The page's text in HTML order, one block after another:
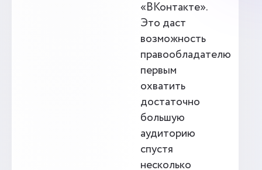
«ВКонтакте».
Это даст
возможность
правообладателю
первым
охватить
достаточно
большую
аудиторию
спустя
несколько